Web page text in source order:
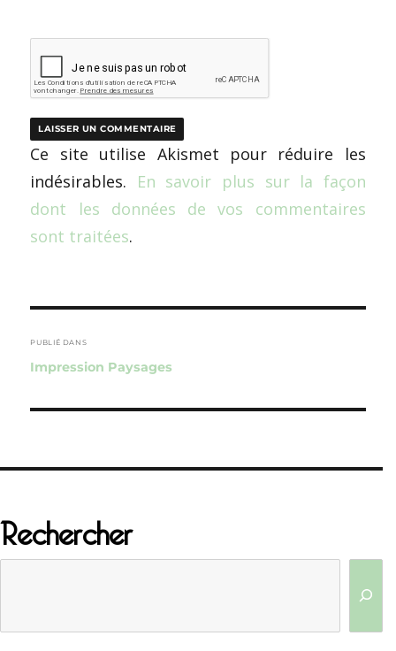
Ce site utilise Akismet pour réduire les
indésirables. En savoir plus sur la façon
dont les données de vos commentaires
sont traitées.
de
l’article
PUBLIÉ DANS
Impression Paysages
Rechercher